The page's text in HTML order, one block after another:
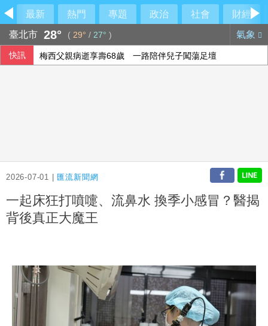
最新 熱門 專題 政治 社會
財經
臺北市 28° ( 29° / 27° ) 氣象
快訊 梅西父親病逝享壽68歲 一路陪伴兒子闖蕩足壇
2026-07-01 | 匯流新聞網
一起床狂打噴嚏、流鼻水 換季小感冒？醫揭
背後真正大魔王